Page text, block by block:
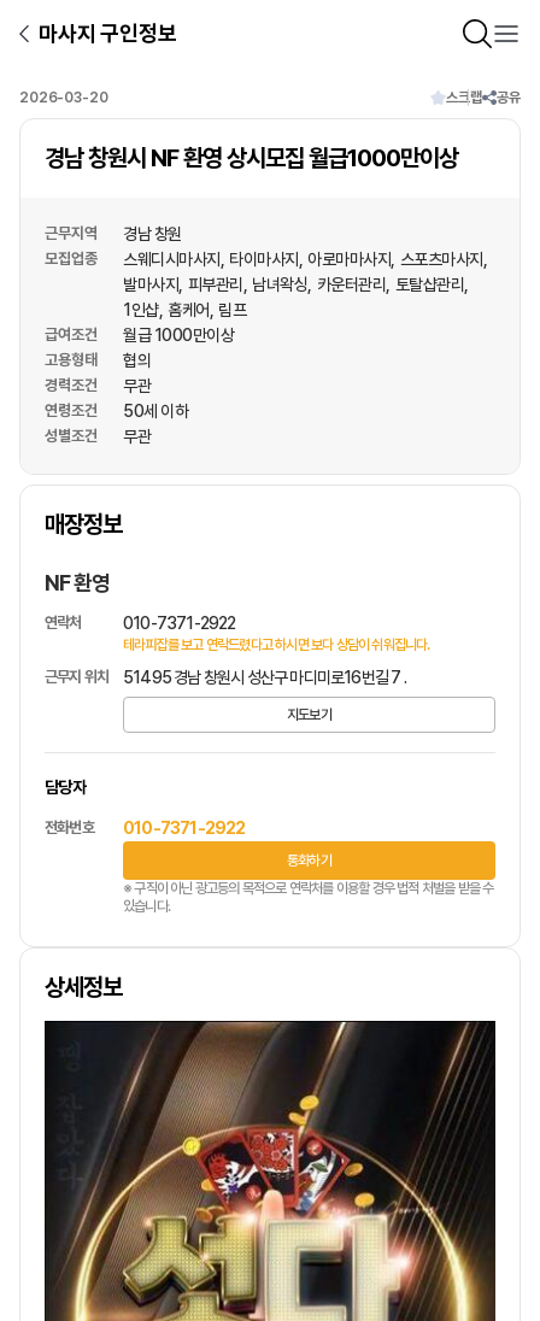
마사지 구인정보
2026-03-20 스크랩 공유
경남 창원시 NF 환영 상시모집 월급1000만이상
근무지역 경남 창원
모집업종 스웨디시마사지 타이마사지 아로마마사지
스포츠마사지
발마사지
피부관리 남녀왁싱 카운터관리
토탈샵관리
1인샵 홈케어 림프
급여조건 월급 1000만이상
고용형태 협의
경력조건 무관
연령조건 50세 이하
성별조건 무관
매장정보
상호명
NF 환영
연락처 010-7371-2922
테라피잡를 보고 연락드렸다고 하시면 보다 상담이 쉬워집니다.
근무지 위치 51495 경남 창원시 성산구 마디미로16번길 7 .
지도보기
담당자
전화번호 010-7371-2922
통화하기
※ 구직이 아닌 광고등의 목적으로 연락처를 이용할 경우 법적 처벌을 받을 수
있습니다.
상세정보